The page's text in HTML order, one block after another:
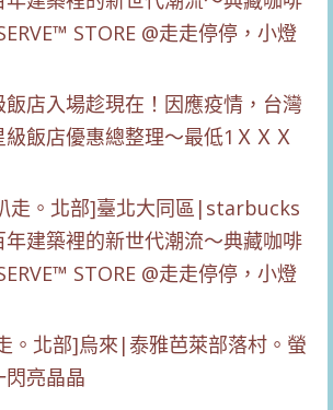
飯店入場趁現在！因應疫情，台灣
飯店優惠總整理～最低1ＸＸＸ
。北部]烏來|泰雅芭萊部落村。螢
閃亮晶晶